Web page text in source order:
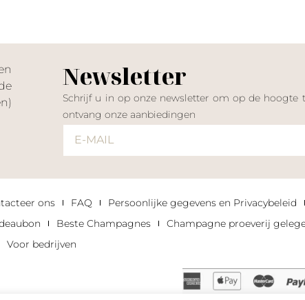
Newsletter
Schrijf u in op onze newsletter om op de hoogte
ontvang onze aanbiedingen
ons FAQ Persoonlijke gegevens en Privacybeleid
Beste Champagnes Champagne proeverij
Voor bedrijven